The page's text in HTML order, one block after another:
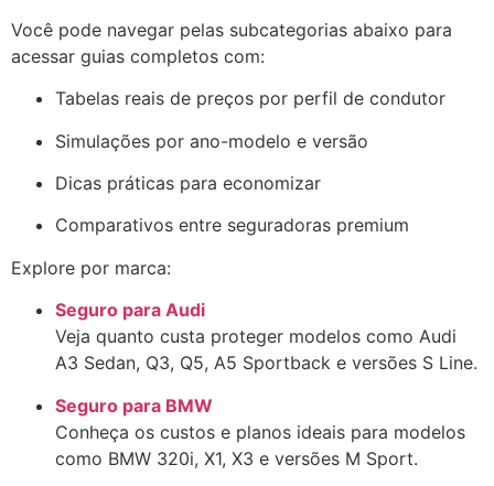
Você pode navegar pelas subcategorias abaixo para
acessar guias completos com:
Tabelas reais de preços por perfil de condutor
Simulações por ano-modelo e versão
Dicas práticas para economizar
Comparativos entre seguradoras premium
Explore por marca:
Seguro para Audi
Veja quanto custa proteger modelos como Audi
A3 Sedan, Q3, Q5, A5 Sportback e versões S Line.
Seguro para BMW
Conheça os custos e planos ideais para modelos
como BMW 320i, X1, X3 e versões M Sport.